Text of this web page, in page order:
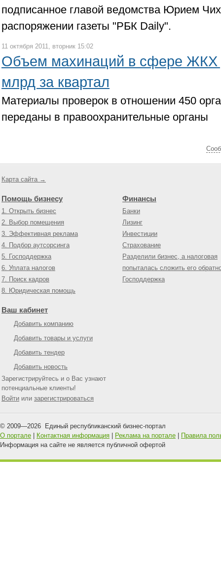
подписанное главой ведомства Юрием
распоряжении газеты "РБК Daily".
11 октября 2011, вторник 15:02
Объем махинаций в сфере ЖКХ
млрд за квартал
Материалы проверок в отношении 450
переданы в правоохранительные органы
Карта сайта →
Помощь бизнесу
1. Открыть бизнес
2. Выбор помещения
3. Эффективная реклама
4. Подбор аутсорсинга
5. Господдержка
6. Уплата налогов
7. Поиск кадров
8. Юридическая помощь
Финансы
Банки
Лизинг
Инвестиции
Страхование
Разделили бизнес, а налоговая
попыталась сложить его
Господдержка
Ваш кабинет
Добавить компанию
Добавить товары и услуги
Добавить тендер
Добавить новость
Зарегистрируйтесь и о Вас узнают
потенциальные клиенты!
Войти или зарегистрироваться
© 2009—2026 Единый республиканский бизнес-портал
О портале
Контактная информация Реклама на портале
Правила
Информация на сайте не является публичной офертой